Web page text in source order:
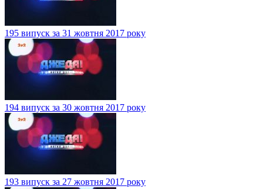
195 випуск за 31 жовтня 2017 року
194 випуск за 30 жовтня 2017 року
193 випуск за 27 жовтня 2017 року